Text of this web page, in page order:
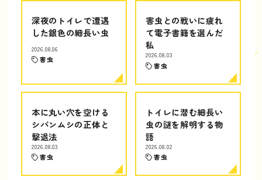
深夜のトイレで遭遇
した銀色の細長い虫
2026.08.06
害虫
害虫との戦いに疲れ
て電子書籍を選んだ
私
2026.08.03
害虫
本に丸い穴を空ける
シバンムシの正体と
撃退法
2026.08.03
害虫
トイレに潜む細長い
虫の謎を解明する物
語
2026.08.02
害虫